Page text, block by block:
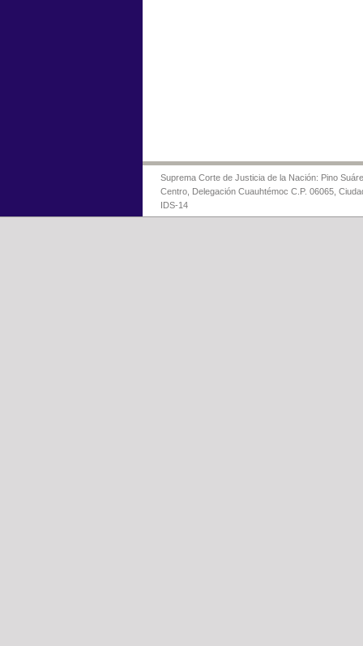
Suprema Corte de Justicia de la Nación: Pino
Centro, Delegación Cuauhtémoc C.P. 06065,
IDS-14